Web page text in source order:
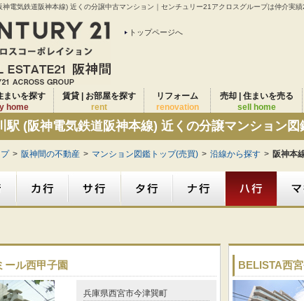
神電気鉄道阪神本線) 近くの分譲中古マンション｜センチュリー21アクロスグループは仲介実
トップページへ
まいを探す
home
賃貸 | お部屋を探す
rent
リフォーム
renovation
売却 | 住まいを売る
sell home
駅 (阪神電気鉄道阪神本線) 近くの分譲マンション図
> 阪神間の不動産 > マンション図鑑トップ(売買) > 沿線から探す > 阪神本
ール西甲子園
兵庫県西宮市今津巽町
BELISTA西